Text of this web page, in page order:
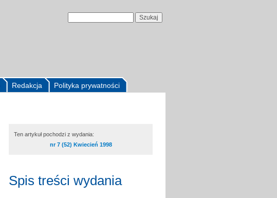
Polityka prywatności
Redakcja
Ten artykuł pochodzi z wydania:
nr 7 (52) Kwiecień 1998
Spis treści wydania